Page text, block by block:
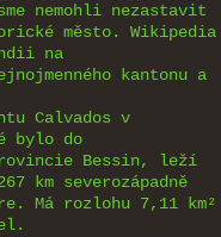
nemohli nezastavit
město. Wikipedia
na
kantonu a
Calvados v
bylo do
Bessin, leží
km severozápadně
Má rozlohu 7,11 km²